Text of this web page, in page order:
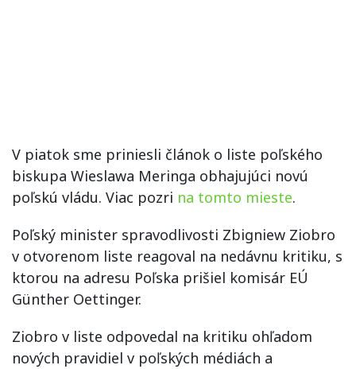
V piatok sme priniesli článok o liste poľského
biskupa Wieslawa Meringa obhajujúci novú
poľskú vládu. Viac pozri na tomto mieste.
Poľský minister spravodlivosti Zbigniew Ziobro
v otvorenom liste reagoval na nedávnu kritiku, s
ktorou na adresu Poľska prišiel komisár EÚ
Günther Oettinger.
Ziobro v liste odpovedal na kritiku ohľadom
nových pravidiel v poľských médiách a